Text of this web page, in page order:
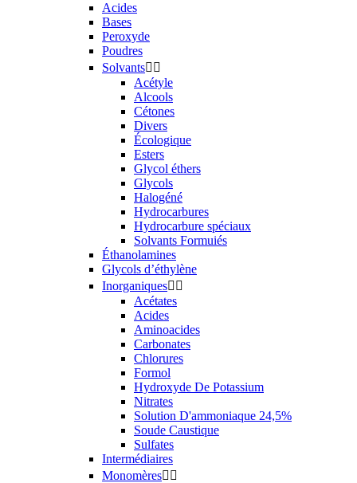
Acides
Bases
Peroxyde
Poudres
Solvants 
Acétyle
Alcools
Cétones
Divers
Écologique
Esters
Glycol éthers
Glycols
Halogéné
Hydrocarbures
Hydrocarbure spéciaux
Solvants Formuiés
Éthanolamines
Glycols d’éthylène
Inorganiques 
Acétates
Acides
Aminoacides
Carbonates
Chlorures
Formol
Hydroxyde De Potassium
Nitrates
Solution D'ammoniaque 24,5%
Soude Caustique
Sulfates
Intermédiaires
Monomères 